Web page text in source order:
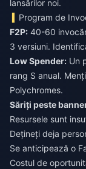
lansărilor noi.
Program de
F2P: 40-60
3 versiuni.
Low Spender: Un
rang S anual.
Polychromes.
Săriți peste
Resursele sunt
Dețineți deja
Se anticipează o
Costul de